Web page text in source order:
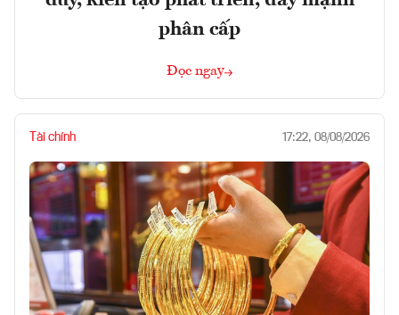
phân cấp
Đọc ngay
Tài chính 17:22, 08/08/2026